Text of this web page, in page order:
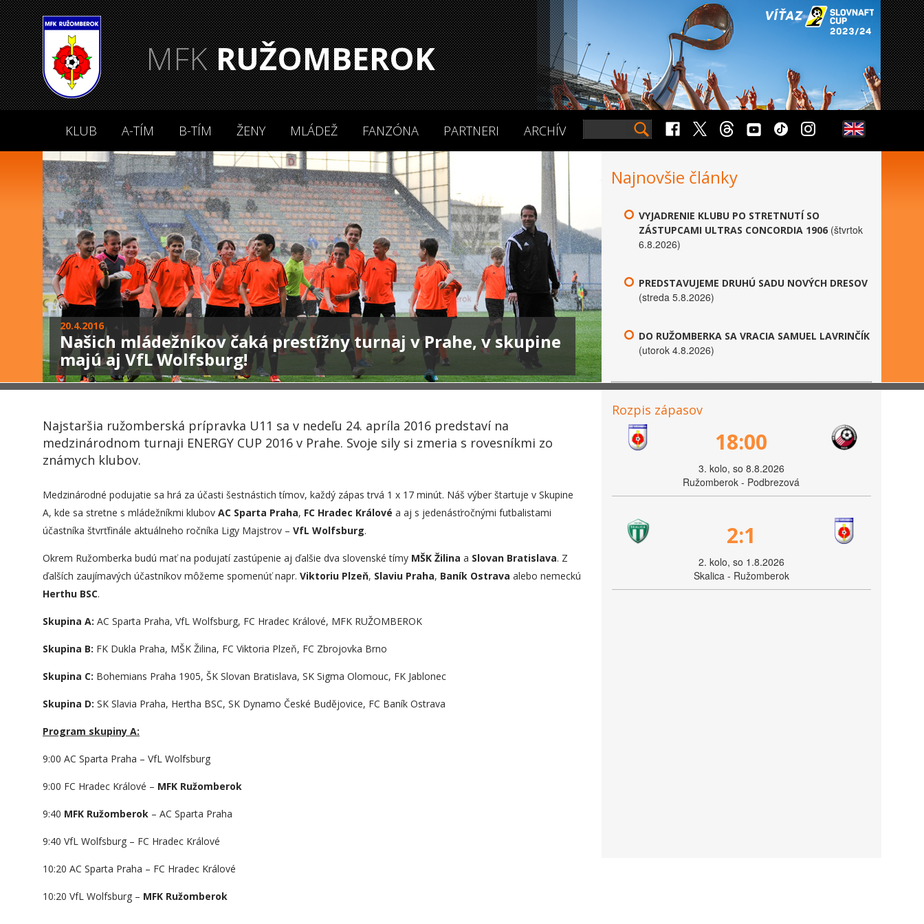
MFKRUŽOMBEROK
KLUB A-TÍM B-TÍM ŽENY MLÁDEŽ FANZÓNA PARTNERI ARCHÍV
20.4.2016
Našich mládežníkov čaká prestížny turnaj v Prahe, v skupine
majú aj VfL Wolfsburg!
Najnovšie články
VYJADRENIE KLUBU PO STRETNUTÍ SO
ZÁSTUPCAMI ULTRAS CONCORDIA 1906 (štvrtok
6.8.2026)
PREDSTAVUJEME DRUHÚ SADU NOVÝCH DRESOV
(streda 5.8.2026)
DO RUŽOMBERKA SA VRACIA SAMUEL LAVRINČÍK
(utorok 4.8.2026)
Najstaršia ružomberská prípravka U11 sa v nedeľu 24. apríla 2016 predstaví na
medzinárodnom turnaji ENERGY CUP 2016 v Prahe. Svoje sily si zmeria s rovesníkmi zo
známych klubov.
Medzinárodné podujatie sa hrá za účasti šestnástich tímov, každý zápas trvá 1 x 17 minút. Náš výber štartuje v Skupine
A, kde sa stretne s mládežníkmi klubov AC Sparta Praha, FC Hradec Králové a aj s jedenásťročnými futbalistami
účastníka štvrťfinále aktuálneho ročníka Ligy Majstrov – VfL Wolfsburg.
Okrem Ružomberka budú mať na podujatí zastúpenie aj ďalšie dva slovenské tímy MŠK Žilina a Slovan Bratislava. Z
ďalších zaujímavých účastníkov môžeme spomenúť napr. Viktoriu Plzeň, Slaviu Praha, Baník Ostrava alebo nemeckú
Herthu BSC.
Skupina A: AC Sparta Praha, VfL Wolfsburg, FC Hradec Králové, MFK RUŽOMBEROK
Skupina B: FK Dukla Praha, MŠK Žilina, FC Viktoria Plzeň, FC Zbrojovka Brno
Skupina C: Bohemians Praha 1905, ŠK Slovan Bratislava, SK Sigma Olomouc, FK Jablonec
Skupina D: SK Slavia Praha, Hertha BSC, SK Dynamo České Budějovice, FC Baník Ostrava
Program skupiny A:
9:00 AC Sparta Praha – VfL Wolfsburg
9:00 FC Hradec Králové – MFK Ružomberok
9:40 MFK Ružomberok – AC Sparta Praha
9:40 VfL Wolfsburg – FC Hradec Králové
10:20 AC Sparta Praha – FC Hradec Králové
10:20 VfL Wolfsburg – MFK Ružomberok
Rozpis zápasov
18:00
3. kolo, so 8.8.2026
Ružomberok - Podbrezová
2:1
2. kolo, so 1.8.2026
Skalica - Ružomberok